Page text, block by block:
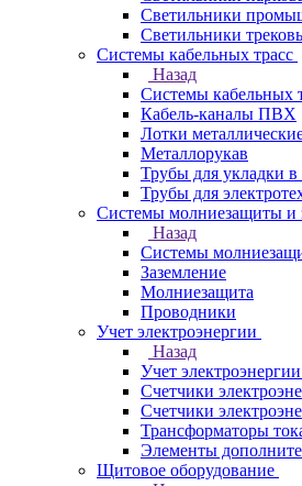
Светильники
Светильники
Системы кабельных трасс
Назад
Системы кабельных
Кабель-каналы ПВХ
Лотки
Металлорукав
Трубы для укладки
Трубы для
Системы молниезащиты и
Назад
Системы
Заземление
Молниезащита
Проводники
Учет электроэнергии
Назад
Учет электроэнергии
Счетчики
Счетчики
Трансформаторы
Элементы
Щитовое оборудование